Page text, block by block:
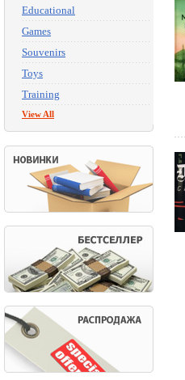
Educational
Games
Souvenirs
Toys
Training
View All